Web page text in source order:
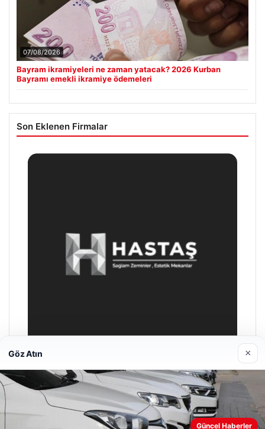
07/08/2026
Bayram ikramiyeleri ne zaman yatacak? 2026 Kurban
Bayramı emekli ikramiye ödemeleri
Son Eklenen Firmalar
Enes Kaplan Avukatlık Bürosu
28/04/2026
Göz Atın ×
Güncel Haberler